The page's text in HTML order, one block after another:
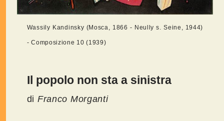
Wassily Kandinsky (Mosca, 1866 - Neully s. Seine, 1944)
- Composizione 10 (1939)
Il popolo non sta a sinistra
di Franco Morganti